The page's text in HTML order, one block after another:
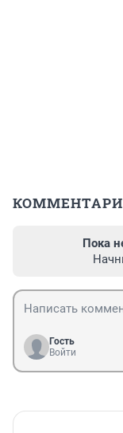
Пока
Гость
Войти